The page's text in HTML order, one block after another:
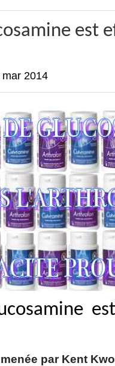
est
mar 2014
par Kent